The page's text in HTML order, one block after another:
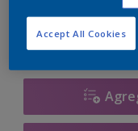
Accept All Cookies